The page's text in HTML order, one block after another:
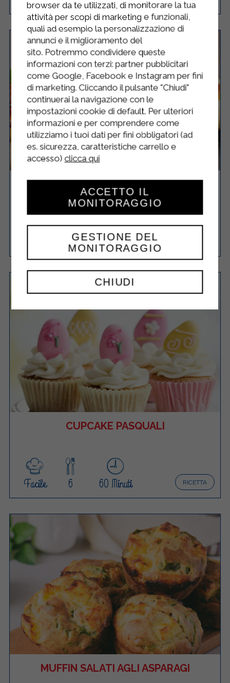
PIZZETTE ALLO YOGURT
6 40 Minuti
CUPCAKE PASQUALI
RICETTA
Facile 6 60 Minuti
MUFFIN SALATI AGLI ASPARAGI
browser da te utilizzati, di monitorare la tua
attività per scopi di marketing e funzionali,
quali ad esempio la personalizzazione di
annunci e il miglioramento del
sito. Potremmo condividere queste
informazioni con terzi: partner pubblicitari
come Google, Facebook e Instagram per fini
di marketing. Cliccando il pulsante "Chiudi"
continuerai la navigazione con le
impostazioni cookie di default. Per ulteriori
informazioni e per comprendere come
utilizziamo i tuoi dati per fini obbligatori (ad
es. sicurezza, caratteristiche carrello e
accesso) clicca qui
CHIUDI
GESTIONE DEL
MONITORAGGIO
ACCETTO IL
MONITORAGGIO